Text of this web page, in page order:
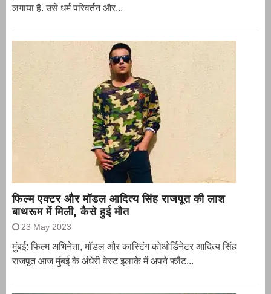
लगाया है. उसे धर्म परिवर्तन और...
फिल्म एक्टर और मॉडल आदित्य सिंह राजपूत की लाश
बाथरूम में मिली, कैसे हुई मौत
23 May 2023
मुंबई: फिल्म अभिनेता, मॉडल और कास्टिंग कोओर्डिनेटर आदित्य सिंह
राजपूत आज मुंबई के अंधेरी वेस्ट इलाके में अपने फ्लैट...